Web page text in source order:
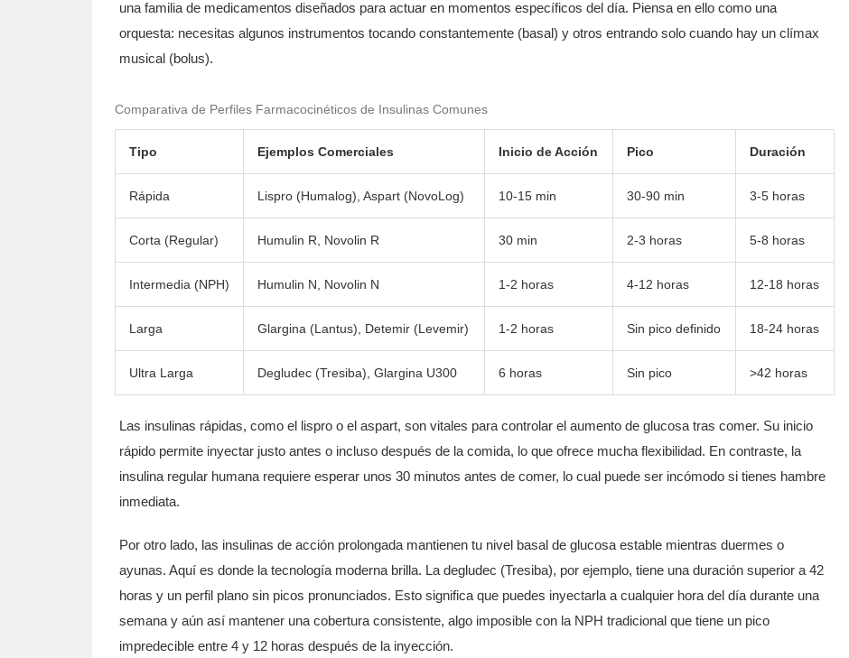
una familia de medicamentos diseñados para actuar en momentos específicos del día. Piensa en ello como una
orquesta: necesitas algunos instrumentos tocando constantemente (basal) y otros entrando solo cuando hay un clímax
musical (bolus).
Comparativa de Perfiles Farmacocinéticos de Insulinas Comunes
Tipo Ejemplos Comerciales Inicio de Acción Pico Duración
Rápida Lispro (Humalog), Aspart (NovoLog) 10-15 min 30-90 min 3-5 horas
Corta (Regular) Humulin R, Novolin R 30 min 2-3 horas 5-8 horas
Intermedia (NPH) Humulin N, Novolin N 1-2 horas 4-12 horas 12-18 horas
Larga Glargina (Lantus), Detemir (Levemir) 1-2 horas Sin pico definido 18-24 horas
Ultra Larga Degludec (Tresiba), Glargina U300 6 horas Sin pico >42 horas
Las insulinas rápidas, como el lispro o el aspart, son vitales para controlar el aumento de glucosa tras comer. Su inicio
rápido permite inyectar justo antes o incluso después de la comida, lo que ofrece mucha flexibilidad. En contraste, la
insulina regular humana requiere esperar unos 30 minutos antes de comer, lo cual puede ser incómodo si tienes hambre
inmediata.
Por otro lado, las insulinas de acción prolongada mantienen tu nivel basal de glucosa estable mientras duermes o
ayunas. Aquí es donde la tecnología moderna brilla. La degludec (Tresiba), por ejemplo, tiene una duración superior a 42
horas y un perfil plano sin picos pronunciados. Esto significa que puedes inyectarla a cualquier hora del día durante una
semana y aún así mantener una cobertura consistente, algo imposible con la NPH tradicional que tiene un pico
impredecible entre 4 y 12 horas después de la inyección.